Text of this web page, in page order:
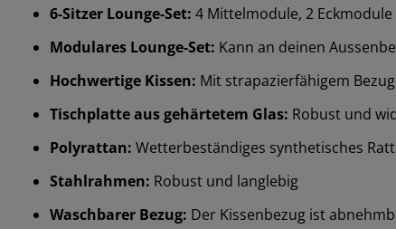
6-Sitzer Lounge-Set: 4 Mittelmodule, 2
Modulares Lounge-Set: Kann an deinen
Hochwertige Kissen: Mit strapazierfähigem Bezug
Tischplatte aus gehärtetem Glas: Robust und
Polyrattan: Wetterbeständiges synthetisches
Stahlrahmen: Robust und langlebig
Waschbarer Bezug: Der Kissenbezug ist